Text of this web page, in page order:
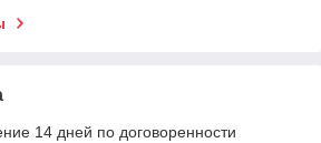
14 дней по договоренности